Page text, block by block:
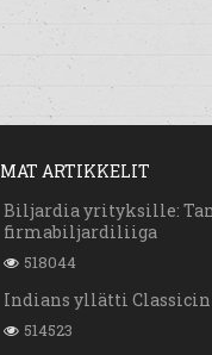
ARTIKKELIT
Biljardia yrityksille:
firmabiljardiliiga
518044
Indians yllätti Classicin
514523